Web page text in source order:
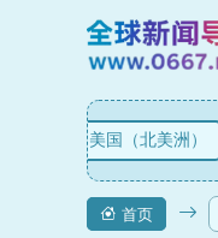
美国（北美洲）
首页